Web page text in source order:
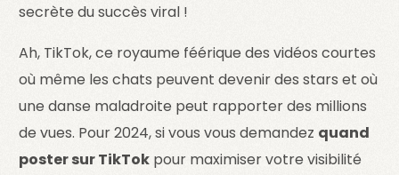
secrète du succès viral !
Ah, TikTok, ce royaume féérique des vidéos courtes
où même les chats peuvent devenir des stars et où
une danse maladroite peut rapporter des millions
de vues. Pour 2024, si vous vous demandez quand
poster sur TikTok pour maximiser votre visibilité